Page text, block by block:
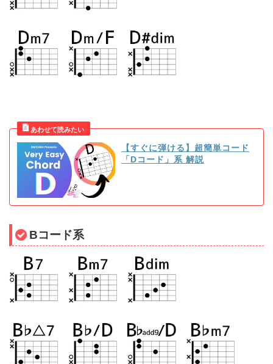
【すぐに弾ける】超簡単コード
「Dコード」系 解説
Bコード系